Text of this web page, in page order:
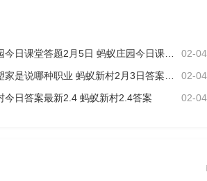
RMB钻石（不计入vip经验等）分7天发放
课堂答题2月5日 蚂蚁庄园今日课堂答题最新答案
02-04
是说哪种职业 蚂蚁新村2月3日答案最新
02-04
今日答案最新2.4 蚂蚁新村2.4答案 02-04